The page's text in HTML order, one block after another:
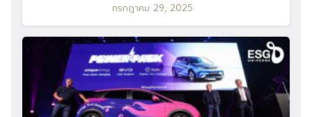
กรกฎาคม 29, 2025